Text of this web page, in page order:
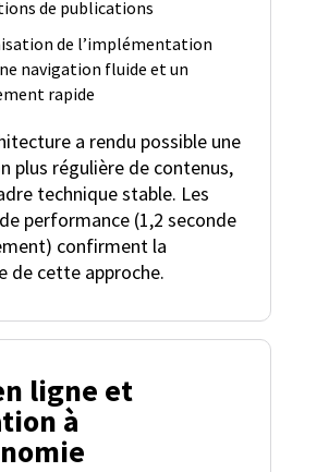
de publications
de l’implémentation
navigation fluide et un
rapide
a rendu possible une
plus régulière de contenus,
technique stable. Les
performance (1,2 seconde
confirment la
de cette approche.
ligne et
à